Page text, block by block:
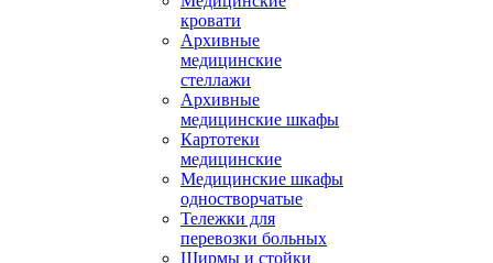
кровати
Архивные
медицинские
стеллажи
Архивные
медицинские шкафы
Картотеки
медицинские
Медицинские шкафы
одностворчатые
Тележки для
перевозки больных
Ширмы и стойки